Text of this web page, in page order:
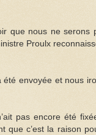
que nous ne serons
Proulx
été envoyée et nous
pas encore été
que c’est la raison